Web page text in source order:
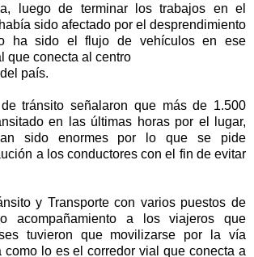
luego de terminar los trabajos en el
sido afectado por el desprendimiento
ha sido el flujo de vehículos en ese
que conecta al centro
país.
tránsito señalaron que más de 1.500
en las últimas horas por el lugar,
sido enormes por lo que se pide
a los conductores con el fin de evitar
y Transporte con varios puestos de
acompañamiento a los viajeros que
tuvieron que movilizarse por la vía
como lo es el corredor vial que conecta a